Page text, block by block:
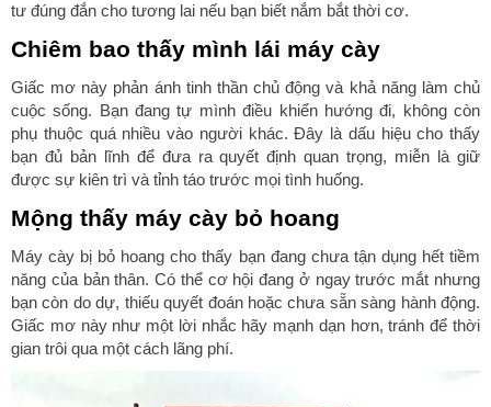
tư đúng đắn cho tương lai nếu bạn biết nắm bắt thời cơ.
Chiêm bao thấy mình lái máy cày
Giấc mơ này phản ánh tinh thần chủ động và khả năng làm chủ
cuộc sống. Bạn đang tự mình điều khiển hướng đi, không còn
phụ thuộc quá nhiều vào người khác. Đây là dấu hiệu cho thấy
bạn đủ bản lĩnh để đưa ra quyết định quan trọng, miễn là giữ
được sự kiên trì và tỉnh táo trước mọi tình huống.
Mộng thấy máy cày bỏ hoang
Máy cày bị bỏ hoang cho thấy bạn đang chưa tận dụng hết tiềm
năng của bản thân. Có thể cơ hội đang ở ngay trước mắt nhưng
bạn còn do dự, thiếu quyết đoán hoặc chưa sẵn sàng hành động.
Giấc mơ này như một lời nhắc hãy mạnh dạn hơn, tránh để thời
gian trôi qua một cách lãng phí.